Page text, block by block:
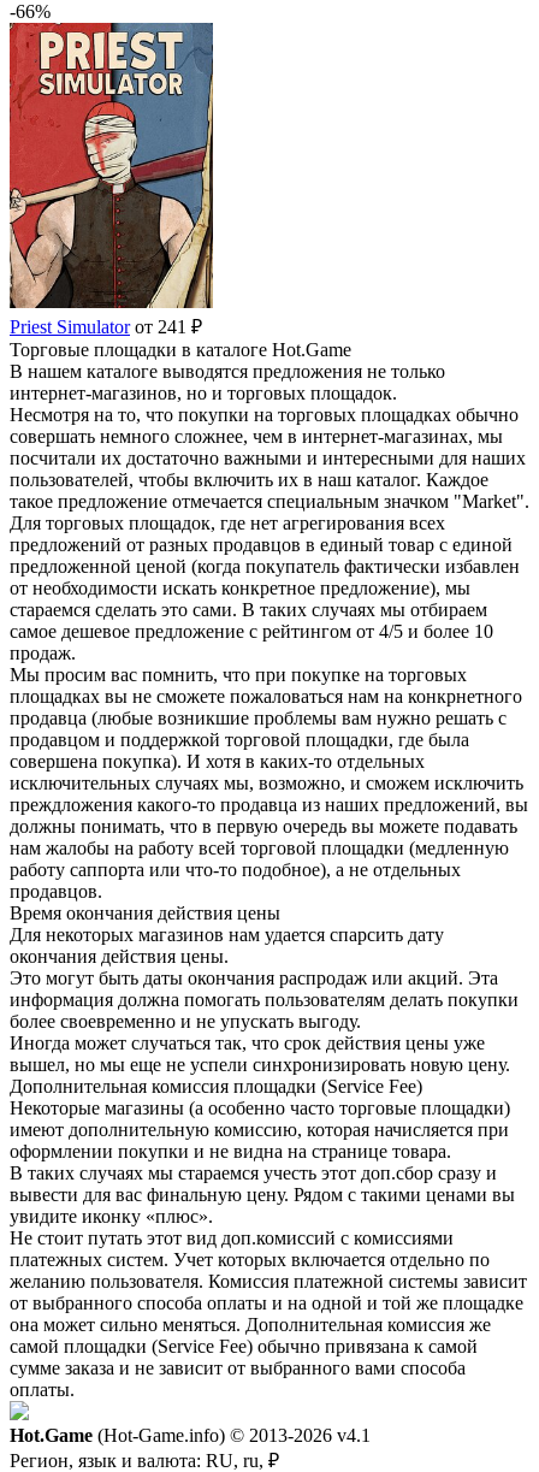
-66%
Priest Simulatorот 241 ₽
Торговые площадки в каталоге Hot.Game
В нашем каталоге выводятся предложения не только
интернет-магазинов, но и торговых площадок.
Несмотря на то, что покупки на торговых площадках обычно
совершать немного сложнее, чем в интернет-магазинах, мы
посчитали их достаточно важными и интересными для наших
пользователей, чтобы включить их в наш каталог. Каждое
такое предложение отмечается специальным значком "Market".
Для торговых площадок, где нет агрегирования всех
предложений от разных продавцов в единый товар с единой
предложенной ценой (когда покупатель фактически избавлен
от необходимости искать конкретное предложение), мы
стараемся сделать это сами. В таких случаях мы отбираем
самое дешевое предложение с рейтингом от 4/5 и более 10
продаж.
Мы просим вас помнить, что при покупке на торговых
площадках вы не сможете пожаловаться нам на конкрнетного
продавца (любые возникшие проблемы вам нужно решать с
продавцом и поддержкой торговой площадки, где была
совершена покупка). И хотя в каких-то отдельных
исключительных случаях мы, возможно, и сможем исключить
преждложения какого-то продавца из наших предложений, вы
должны понимать, что в первую очередь вы можете подавать
нам жалобы на работу всей торговой площадки (медленную
работу саппорта или что-то подобное), а не отдельных
продавцов.
Время окончания действия цены
Для некоторых магазинов нам удается спарсить дату
окончания действия цены.
Это могут быть даты окончания распродаж или акций. Эта
информация должна помогать пользователям делать покупки
более своевременно и не упускать выгоду.
Иногда может случаться так, что срок действия цены уже
вышел, но мы еще не успели синхронизировать новую цену.
Дополнительная комиссия площадки (Service Fee)
Некоторые магазины (а особенно часто торговые площадки)
имеют дополнительную комиссию, которая начисляется при
оформлении покупки и не видна на странице товара.
В таких случаях мы стараемся учесть этот доп.сбор сразу и
вывести для вас финальную цену. Рядом с такими ценами вы
увидите иконку «плюс».
Не стоит путать этот вид доп.комиссий с комиссиями
платежных систем. Учет которых включается отдельно по
желанию пользователя. Комиссия платежной системы зависит
от выбранного способа оплаты и на одной и той же площадке
она может сильно меняться. Дополнительная комиссия же
самой площадки (Service Fee) обычно привязана к самой
сумме заказа и не зависит от выбранного вами способа
оплаты.
Hot.Game (Hot-Game.info) © 2013-2026 v4.1
Регион, язык и валюта: RU, ru, ₽